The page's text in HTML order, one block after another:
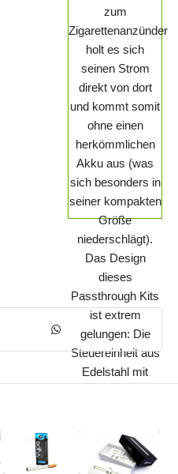
zum
Zigarettenanzünder
holt es sich
seinen Strom
direkt von dort
und kommt somit
ohne einen
herkömmlichen
Akku aus (was
sich besonders in
seiner kompakten
Größe
niederschlägt).
Das Design
dieses
Passthrough Kits
ist extrem
gelungen: Die
Steuereinheit aus
Edelstahl mit
Zigarettenanzünder
hat etwas
Futuristisches an